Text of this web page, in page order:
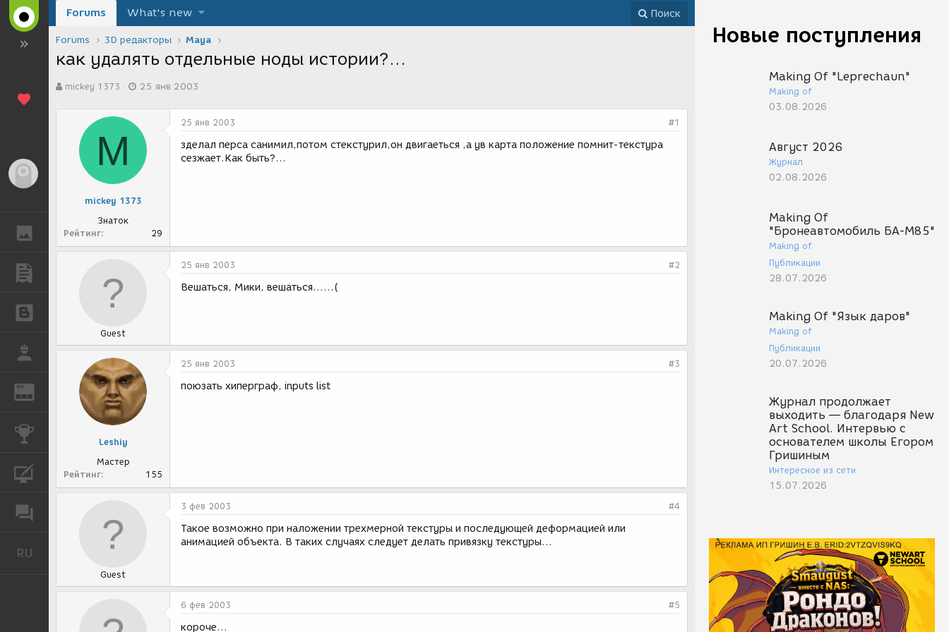
ГАЛЕРЕЯ
REN ЖУРНАЛ
КУРСЫ
RU
Новые поступления
Making Of "Leprechaun"
Making of
03.08.2026
Август 2026
Журнал
02.08.2026
Making Of
"Бронеавтомобиль БА-М85"
Making of
Публикации
28.07.2026
Making Of "Язык даров"
Making of
Публикации
20.07.2026
Журнал продолжает
выходить — благодаря New
Art School. Интервью с
основателем школы Егором
Гришиным
Интересное из сети
15.07.2026
Forums What's new Поиск
Forums 3D редакторы Maya
как удалять отдельные ноды истории?...
в
mickey 1373
а
с
о
д
и
25 янв 2003
M
mickey 1373
Знаток
Рейтинг
29
25 янв 2003 #1
зделал перса санимил,потом стекстурил,он двигаеться ,а ув карта положение помнит-текстура
сезжает.Как быть?...
Guest
25 янв 2003 #2
Вешаться, Мики, вешаться......(
Leshiy
Мастер
Рейтинг
155
25 янв 2003 #3
поюзать хиперграф, inputs list
Guest
3 фев 2003 #4
Такое возможно при наложении трехмерной текстуры и последующей деформацией или
анимацией объекта. В таких случаях следует делать привязку текстуры...
6 фев 2003 #5
короче...